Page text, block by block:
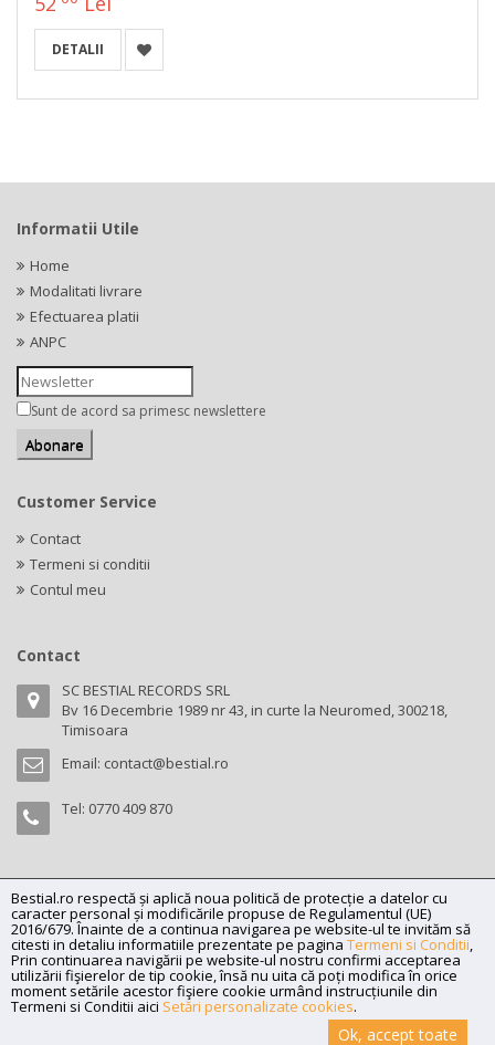
DETALII
Bestial.ro respectă și aplică noua politică de protecție a datelor cu
caracter personal și modificările propuse de Regulamentul (UE)
2016/679. Înainte de a continua navigarea pe website-ul te invităm să
citesti in detaliu informatiile prezentate pe pagina Termeni si Conditii,
Prin continuarea navigării pe website-ul nostru confirmi acceptarea
utilizării fişierelor de tip cookie, însă nu uita că poți modifica în orice
moment setările acestor fişiere cookie urmând instrucțiunile din
Termeni si Conditii aici Setări personalizate cookies.
Ok, accept toate
Informatii Utile
Home
Modalitati livrare
Efectuarea platii
ANPC
Sunt de acord sa primesc newslettere
Customer Service
Contact
Termeni si conditii
Contul meu
Contact
SC BESTIAL RECORDS SRL
Bv 16 Decembrie 1989 nr 43, in curte la Neuromed, 300218,
Timisoara
Email: contact@bestial.ro
Tel: 0770 409 870
Copyright (C) 2026bestial.ro -All rights reserved.
SC BESTIAL RECORDS SRL, Nr. R.C.: J35/345/2005, C.U.I.: RO17197870,
Adresa: Bv 16 Decembrie 1989 nr 43, in curte la Neuromed, 300218,
Timisoara
Powered byNet Interaction.